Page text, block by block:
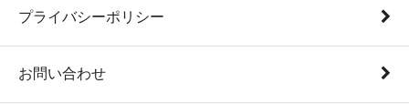
プライバシーポリシー
お問い合わせ